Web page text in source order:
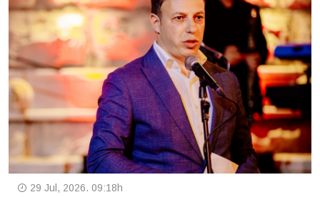
29 Jul, 2026. 09:18h